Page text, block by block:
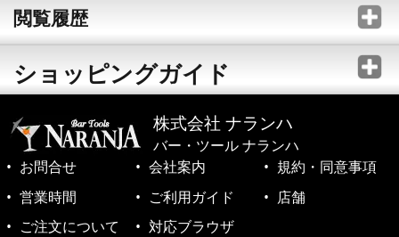
閲覧履歴
ショッピングガイド
株式会社 ナランハ
バー・ツール ナランハ
お問合せ
会社案内
規約・同意事項
営業時間
ご利用ガイド
店舗
ご注文について
対応ブラウザ